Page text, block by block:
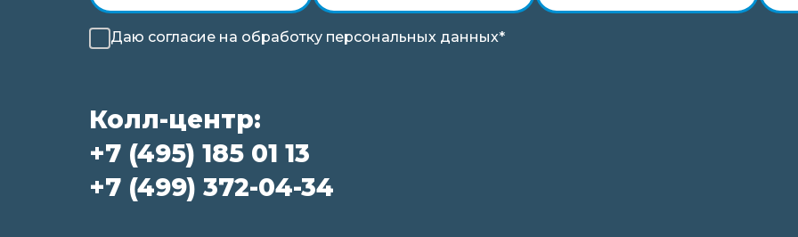
Даю согласие на обработку персональных данных*
Колл-центр:
+7 (495) 185 01 13
+7 (499) 372-04-34